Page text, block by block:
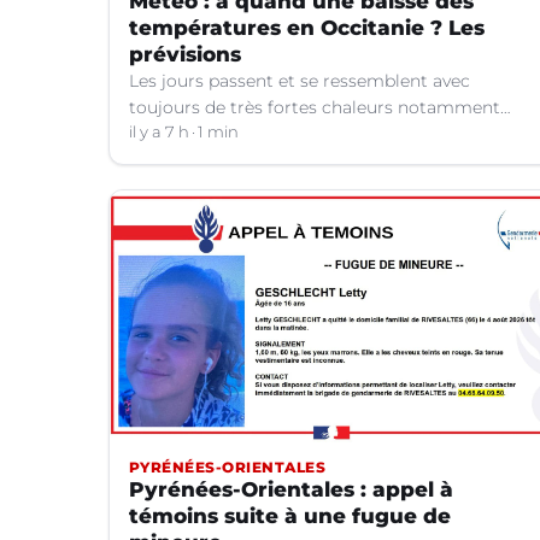
températures en Occitanie ? Les
prévisions
Les jours passent et se ressemblent avec
toujours de très fortes chaleurs notamment
dans le Languedoc. Jusqu’à quand ?
il y a 7 h 1 min
PYRÉNÉES-ORIENTALES
Pyrénées-Orientales : appel à
témoins suite à une fugue de